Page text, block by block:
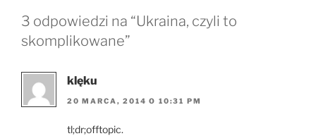
3 odpowiedzi na “Ukraina, czyli to
skomplikowane”
klęku
20 MARCA, 2014 O 10:31 PM
tl;dr;offtopic.